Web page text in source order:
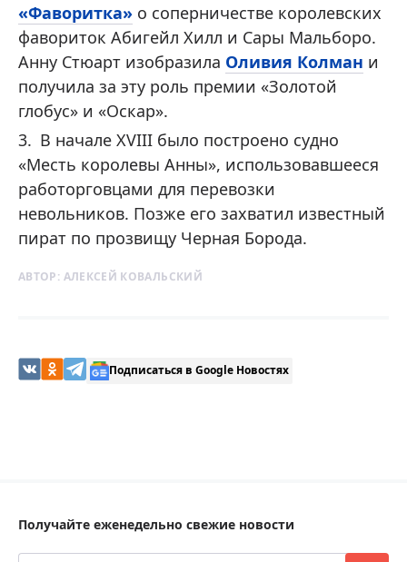
«Фаворитка» о соперничестве королевских
фавориток Абигейл Хилл и Сары Мальборо.
Анну Стюарт изобразила Оливия Колман и
получила за эту роль премии «Золотой
глобус» и «Оскар».
В начале XVIII было построено судно
«Месть королевы Анны», использовавшееся
работорговцами для перевозки
невольников. Позже его захватил известный
пират по прозвищу Черная Борода.
АВТОР: АЛЕКСЕЙ КОВАЛЬСКИЙ
Подписаться в Google Новостях
Получайте еженедельно свежие новости